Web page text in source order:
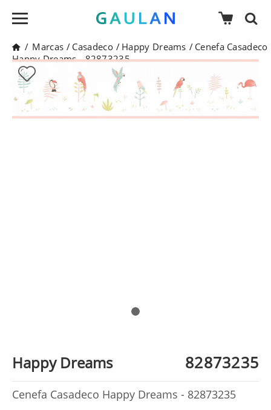
/ Marcas / Casadeco / Happy Dreams / Cenefa Casadeco
Happy Dreams - 82873235
Happy Dreams 82873235
Cenefa Casadeco Happy Dreams - 82873235